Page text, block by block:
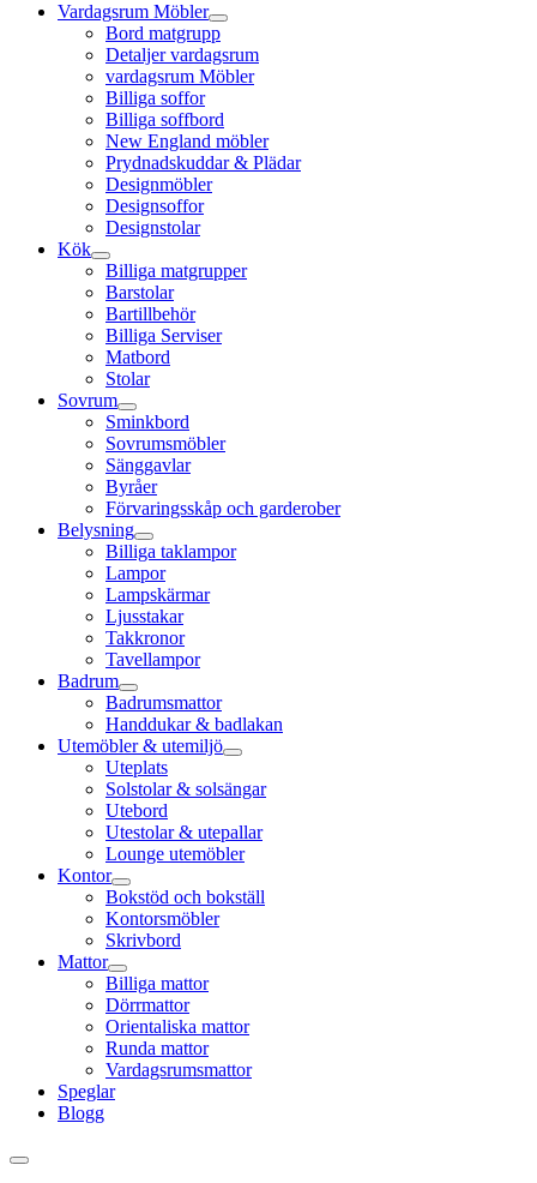
Vardagsrum Möbler
Bord matgrupp
Detaljer vardagsrum
vardagsrum Möbler
Billiga soffor
Billiga soffbord
New England möbler
Prydnadskuddar & Plädar
Designmöbler
Designsoffor
Designstolar
Kök
Billiga matgrupper
Barstolar
Bartillbehör
Billiga Serviser
Matbord
Stolar
Sovrum
Sminkbord
Sovrumsmöbler
Sänggavlar
Byråer
Förvaringsskåp och garderober
Belysning
Billiga taklampor
Lampor
Lampskärmar
Ljusstakar
Takkronor
Tavellampor
Badrum
Badrumsmattor
Handdukar & badlakan
Utemöbler & utemiljö
Uteplats
Solstolar & solsängar
Utebord
Utestolar & utepallar
Lounge utemöbler
Kontor
Bokstöd och bokställ
Kontorsmöbler
Skrivbord
Mattor
Billiga mattor
Dörrmattor
Orientaliska mattor
Runda mattor
Vardagsrumsmattor
Speglar
Blogg